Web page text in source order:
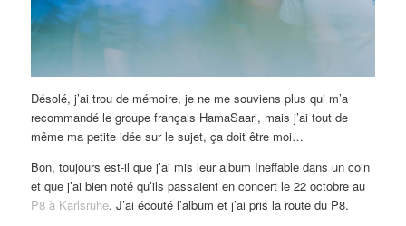
Désolé, j’ai trou de mémoire, je ne me souviens plus qui m’a
recommandé le groupe français HamaSaari, mais j’ai tout de
même ma petite idée sur le sujet, ça doit être moi…
Bon, toujours est-il que j’ai mis leur album Ineffable dans un coin
et que j’ai bien noté qu’ils passaient en concert le 22 octobre au
P8 à Karlsruhe. J’ai écouté l’album et j’ai pris la route du P8.